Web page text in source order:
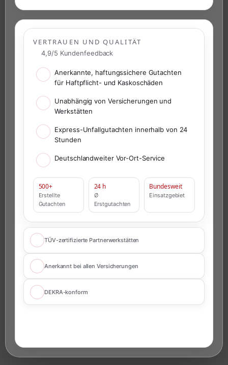
VERTRAUEN UND QUALITÄT
4,9/5 Kundenfeedback
Anerkannte, haftungssichere Gutachten
für Haftpflicht- und Kaskoschäden
Unabhängig von Versicherungen und
Werkstätten
Express-Unfallgutachten innerhalb von 24
Stunden
Deutschlandweiter Vor-Ort-Service
500+
Erstellte
Gutachten
24 h
Ø
Erstgutachten
Bundesweit
Einsatzgebiet
TÜV-zertifizierte Partnerwerkstätten
Anerkannt bei allen Versicherungen
DEKRA-konform